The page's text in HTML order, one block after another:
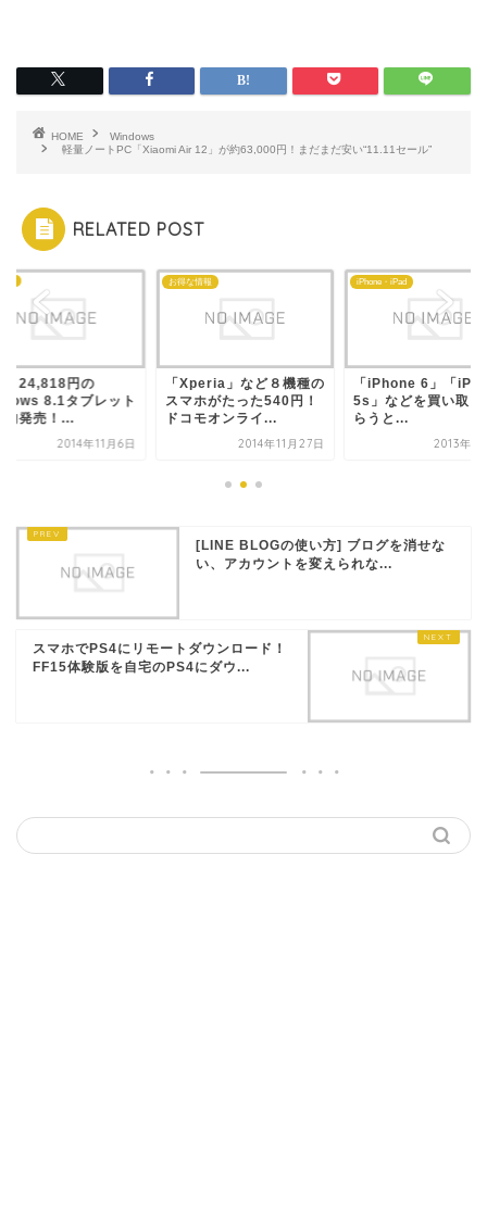
HOME
Windows
軽量ノートPC「Xiaomi Air 12」が約63,000円！まだまだ安い“11.11セール”
RELATED POST
、24,818円の
8.1タブレット
内発売！...
2014年11月6日
お得な情報
「Xperia」など８機種の
スマホがたった540円！
ドコモオンライ...
2014年11月27日
iPhone・iPad
「iPhone 6」「
5s」などを買い取っ
らうと...
2013年9
[LINE BLOGの使い方] ブログを消せな
い、アカウントを変えられな...
スマホでPS4にリモートダウンロード！
FF15体験版を自宅のPS4にダウ...